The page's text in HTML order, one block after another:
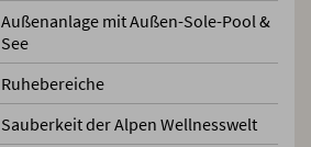
Außenanlage mit Außen-Sole-Pool &
See
Ruhebereiche
Sauberkeit der Alpen Wellnesswelt